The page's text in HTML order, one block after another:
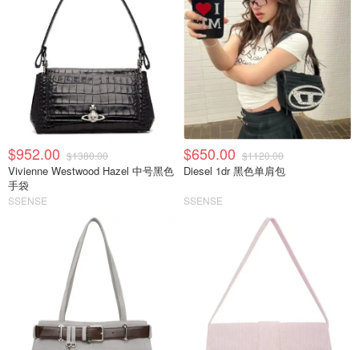
$952.00 $1380.00
Vivienne Westwood Hazel 中号黑色
手袋
SSENSE
$650.00 $1120.00
Diesel 1dr 黑色单肩包
SSENSE